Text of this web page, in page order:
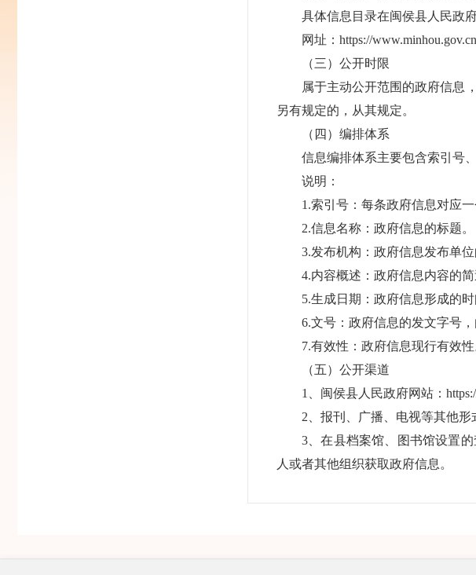
具体信息目录在闽侯县人民政
网址： https://
（三）公开时限
属于主动公开范围的政府信息
另有规定的，从其规定。
（四）编排体系
信息编排体系主要包含索引号
说明：
1.索引号：每条政府信息对应
2.信息名称：政府信息的标题。
3.发布机构：政府信息发布单位
4.内容概述：政府信息内容的简
5.生成日期：政府信息形成的时
6.文号：政府信息的发文字号
7.有效性：政府信息现行有效性
（五）公开渠道
1、闽侯县人民政府网站：
2、报刊、广播、电视等其他形
3、在县档案馆、图书馆设置
人或者其他组织获取政府信息。
闽侯县市场监督管理局办公室